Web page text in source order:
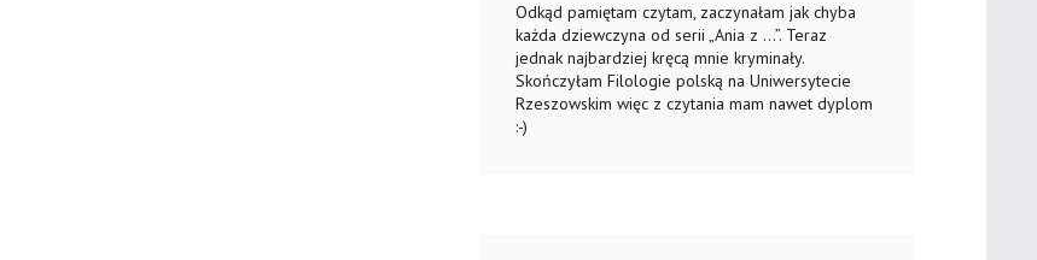
Odkąd pamiętam czytam, zaczynałam jak chyba
każda dziewczyna od serii „Ania z …”. Teraz
jednak najbardziej kręcą mnie kryminały.
Skończyłam Filologie polską na Uniwersytecie
Rzeszowskim więc z czytania mam nawet dyplom
:-)